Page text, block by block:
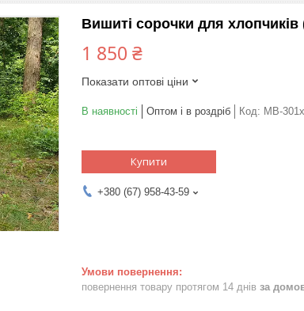
Вишиті сорочки для
1 850 ₴
Показати оптові ціни
В наявності Оптом і в роздріб Код: МВ-
Купити
+380 (67) 958-43-59
повернення товару протягом 14 днів за